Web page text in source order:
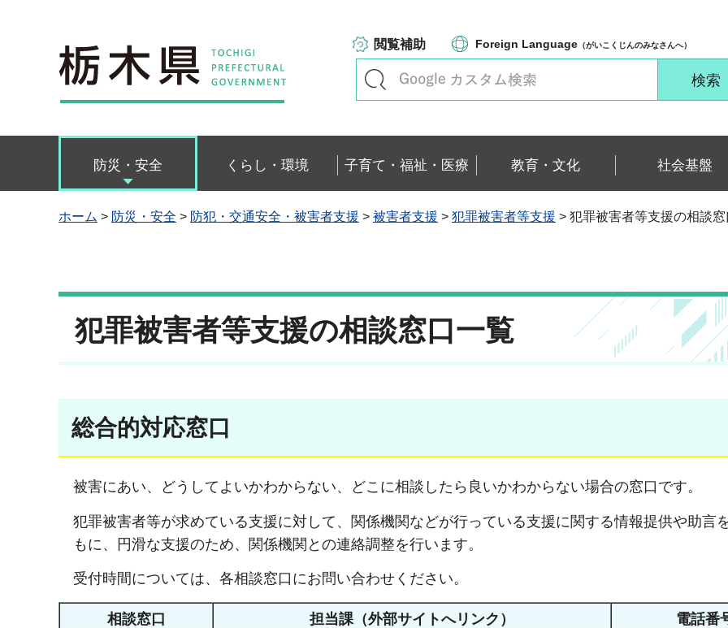
栃木県
閲覧補助 Foreign Language （がいこくじんのみなさんへ）
防災・安全 くらし・環境 子育て・福祉・医療 教育・文化 社会基盤
ホーム > 防災・安全 > 防犯・交通安全・被害者支援 > 被害者支援 > 犯罪被害者等支援 > 犯罪被害者等支援の相談
犯罪被害者等支援の相談窓口一覧
総合的対応窓口
被害にあい、どうしてよいかわからない、どこに相談したら良いかわからない場合の窓口です。
犯罪被害者等が求めている支援に対して、関係機関などが行っている支援に関する情報提供や助言
もに、円滑な支援のため、関係機関との連絡調整を行います。
受付時間については、各相談窓口にお問い合わせください。
相談窓口 担当課（外部サイトへリンク）
電話番